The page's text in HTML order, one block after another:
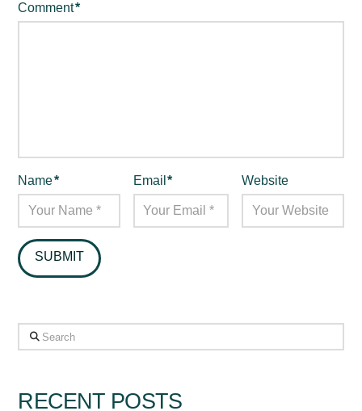
Comment*
Name* Email* Website
Search
RECENT POSTS